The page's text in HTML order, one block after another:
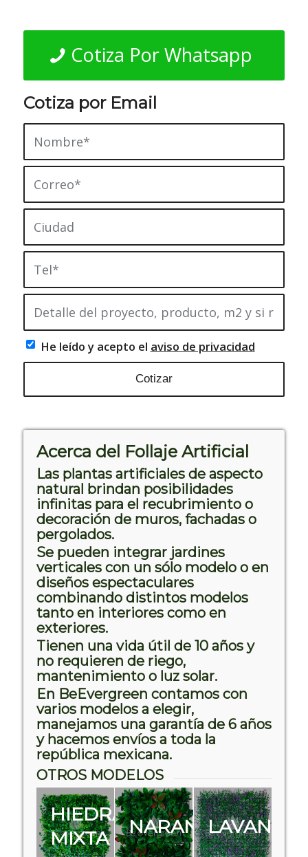
Cotiza Por Whatsapp
Cotiza por Email
He leído y acepto el aviso de privacidad
Acerca del Follaje Artificial
Las plantas artificiales de aspecto
natural brindan posibilidades
infinitas para el recubrimiento o
decoración de muros, fachadas o
pergolados.
Se pueden integrar jardines
verticales con un sólo modelo o en
diseños espectaculares
combinando distintos modelos
tanto en interiores como en
exteriores.
Tienen una vida útil de 10 años y
no requieren de riego,
mantenimiento o luz solar.
En BeEvergreen contamos con
varios modelosa elegir,
manejamos una garantía de 6 años
y hacemos envíos a toda la
república mexicana.
OTROS MODELOS
HIEDRA
MIXTA
NARANJOLAVANDA